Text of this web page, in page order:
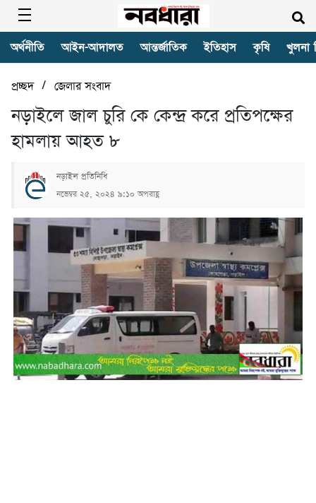
অর্থনীতি আইন-আদালত আন্তর্জাতিক ইতিহাস কৃষি খুলনা
প্রচ্ছদ/ জেলার সংবাদ
নড়াইলে জাল চুরি কে কেন্দ্র করে প্রতিপক্ষের
হামলায় আহত ৮
নড়াইল প্রতিনিধি
নভেম্বর ২৫, ২০২৪ ৯:১০ অপরাহ্ণ